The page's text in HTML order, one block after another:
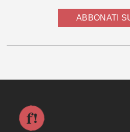
ABBONATI